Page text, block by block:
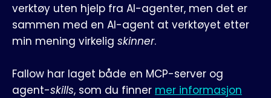
verktøy uten hjelp fra AI-agenter, men det er
sammen med en AI-agent at verktøyet etter
min mening virkelig skinner.
Fallow har laget både en MCP-server og
agent-skills, som du finner mer informasjon